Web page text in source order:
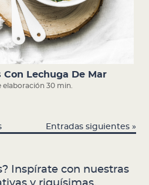
Con Lechuga De Mar
elaboración 30 min.
Entradas siguientes »
Inspírate con nuestras